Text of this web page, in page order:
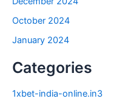
October 2024
January 2024
Categories
1xbet-india-online.in3